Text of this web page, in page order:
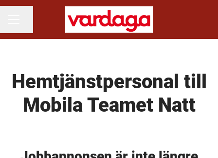
Hemtjänstpersonal till
Mobila Teamet Natt